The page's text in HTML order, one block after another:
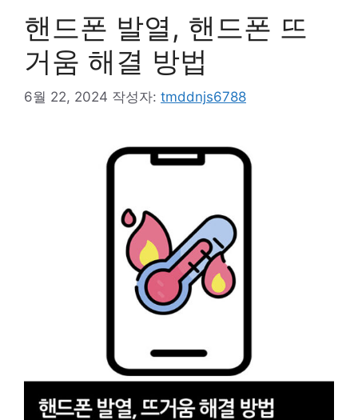
핸드폰 발열, 핸드폰 뜨
거움 해결 방법
6월 22, 2024 작성자: tmddnjs6788